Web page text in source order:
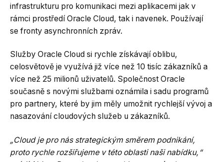
infrastrukturu pro komunikaci mezi aplikacemi jak v
rámci prostředí Oracle Cloud, tak i navenek. Používají
se fronty asynchronních zpráv.
Služby Oracle Cloud si rychle získávají oblibu,
celosvětově je využívá již více než 10 tisíc zákazníků a
více než 25 milionů uživatelů. Společnost Oracle
současně s novými službami oznámila i sadu programů
pro partnery, které by jim měly umožnit rychlejší vývoj a
nasazování cloudových služeb u zákazníků.
„Cloud je pro nás strategickým směrem podnikání,
proto rychle rozšiřujeme v této oblasti naši nabídku,“